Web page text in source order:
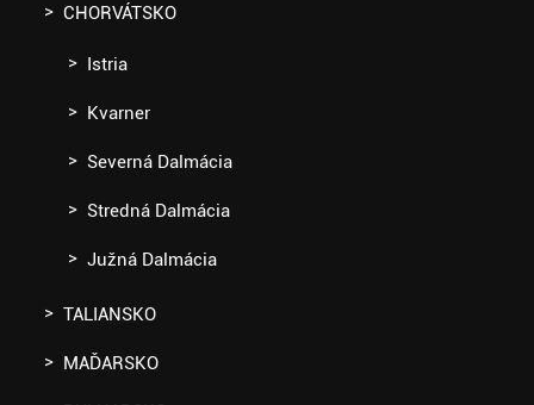
CHORVÁTSKO
Istria
Kvarner
Severná Dalmácia
Stredná Dalmácia
Južná Dalmácia
TALIANSKO
MAĎARSKO